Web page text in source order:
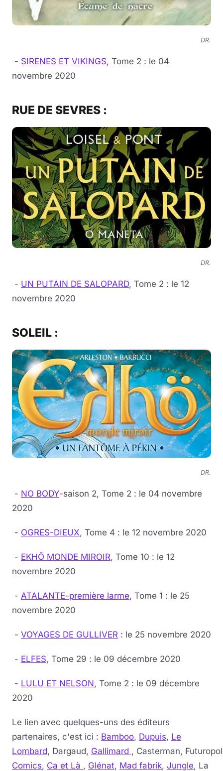
DR.
- SIRENES ET VIKINGS, Tome 2 : le 04
novembre 2020
RUE DE SEVRES :
DR.
- UN PUTAIN DE SALOPARD, Tome 2 : le 12
novembre 2020
SOLEIL :
DR.
- NO BODY-saison 2, Tome 2 : le 04 novembre
2020
- OGRES-DIEUX, Tome 4 : le 12 novembre 2020
- EKHÖ MONDE MIROIR, Tome 10 : le 12
novembre 2020
- ATALANTE-première larme, Tome 1 : le 25
novembre 2020
- VOYAGES DE GULLIVER : le 25 novembre 2020
- ELFES, Tome 29 : le 09 décembre 2020
- LULU ET NELSON, Tome 2 : le 09 décembre
2020
Le lien avec quelques-uns des éditeurs
partenaires, c'est ici : Bamboo, Dupuis, Le
Lombard, Dargaud, Gallimard , Casterman,
Comics, Ca et Là , Glénat, Mad fabrik, Jungle, La